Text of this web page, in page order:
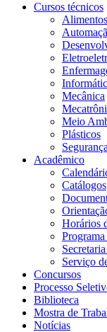
Cursos técnicos
Alimentos
Mecânica
Meio
Plásticos
Acadêmico
Catálogos
Horários
Serviço
Concursos
Processo
Biblioteca
Mostra de
Notícias